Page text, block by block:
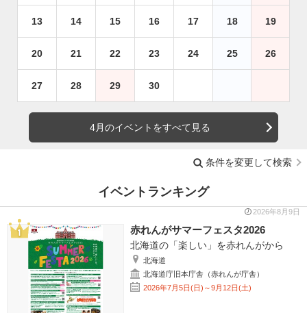
13 14 15 16 17 18 19
20 21 22 23 24 25 26
27 28 29 30
4月のイベントをすべて見る
条件を変更して検索
イベントランキング
2026年8月9日
赤れんがサマーフェスタ2026
北海道の「楽しい」を赤れんがから
北海道
北海道庁旧本庁舎（赤れんが庁舎）
2026年7月5日(日)～9月12日(土)